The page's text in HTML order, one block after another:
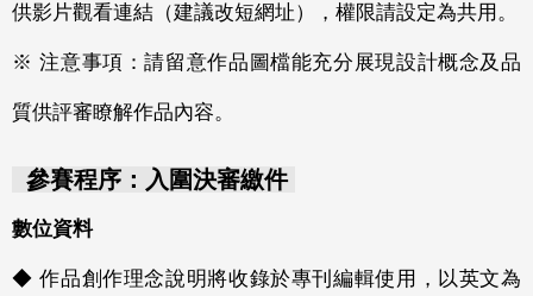
供影片觀看連結（建議改短網址），權限請設定為共用。
※ 注意事項：請留意作品圖檔能充分展現設計概念及品
質供評審瞭解作品內容。
參賽程序：入圍決審繳件
數位資料
◆ 作品創作理念說明將收錄於專刊編輯使用，以英文為